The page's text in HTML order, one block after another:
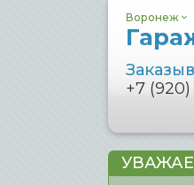
Воронеж
+7